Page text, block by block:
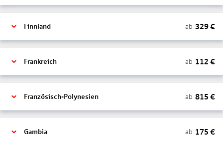
Finnland ab 329€
Frankreich ab 112 €
Französisch-Polynesien ab 815 €
Gambia ab 175 €